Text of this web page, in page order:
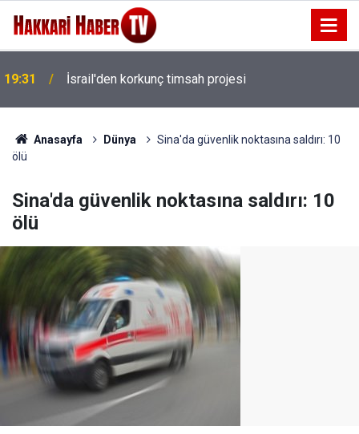
19:31 İsrail'den korkunç timsah projesi
19:16
Anasayfa Dünya
Sina'da güvenlik noktasına saldırı: 10
ölü
Sina'da güvenlik noktasına saldırı: 10
ölü